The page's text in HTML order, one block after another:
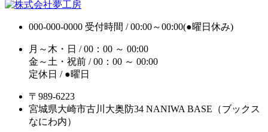
000-000-0000 受付時間 / 00:00～00:00(●曜日休み)
月～木・日 / 00：00 ～ 00:00
金～土・祝前 / 00：00 ～ 00:00
定休日 / ●曜日
〒989-6223
宮城県大崎市古川大奥防34 NANIWA BASE（ブックス
なにわ内）